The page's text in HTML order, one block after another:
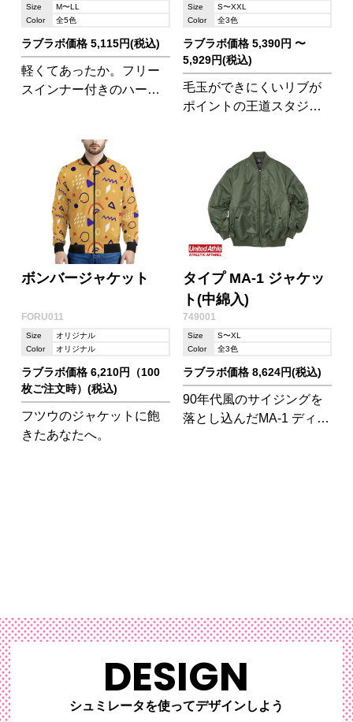
Size
M〜LL
Color
全5色
ラブラボ価格 5,115円(税込)
軽くてあったか。フリー
スインナー付きのハーフ
されています!
Size
S〜XXL
Color
全3色
ラブラボ価格 5,390円 〜
5,929円(税込)
毛玉ができにくいリブが
ポイントの王道スタジア
ボンバージャケット
FORU011
Size
オリジナル
Color
オリジナル
ラブラボ価格 6,210円（100
枚ご注文時）(税込)
フツウのジャケットに飽
きたあなたへ。
タイプ MA-1 ジャケッ
ト(中綿入)
749001
Size
S〜XL
Color
全3色
ラブラボ価格 8,624円(税込)
90年代風のサイジングを
落とし込んだMA-1 ディテ
DESIGN
シュミレータを使ってデザインしよう